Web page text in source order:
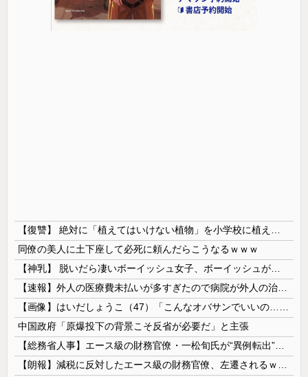
同僚の美人に土下座して必死に頼んだらこうなるｗｗｗ
中国政府「原爆投下の背景こそ反省が必要だ」と主張